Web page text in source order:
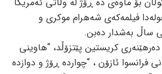
فیلمەکەی شەهرام موکری و
ساڵ بەشدار دەبن.
دەرهێنەری کریستین پێتزۆڵد، “هاوینی
فرانسوا ئازۆن ، “چواردە ڕۆژ و دوازدە